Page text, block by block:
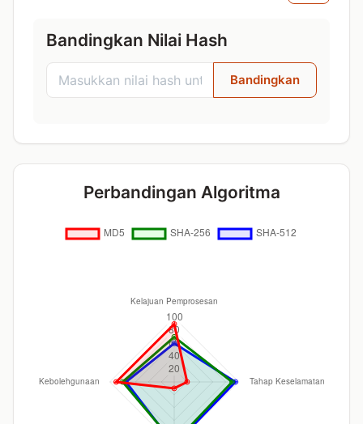
Bandingkan Nilai Hash
Bandingkan
Perbandingan Algoritma